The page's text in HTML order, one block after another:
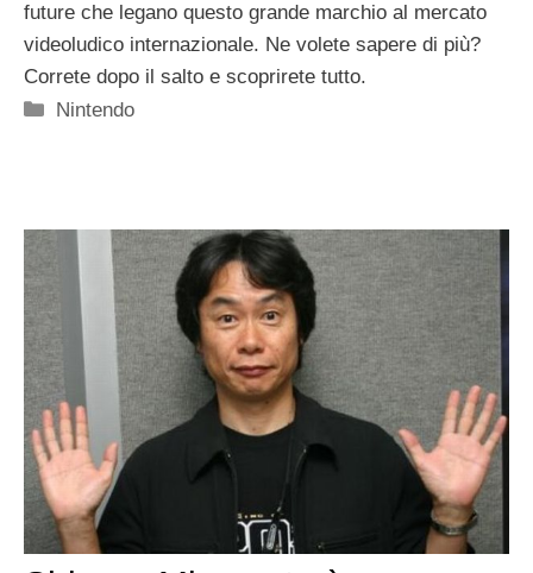
future che legano questo grande marchio al mercato
videoludico internazionale. Ne volete sapere di più?
Correte dopo il salto e scoprirete tutto.
Categorie
Nintendo